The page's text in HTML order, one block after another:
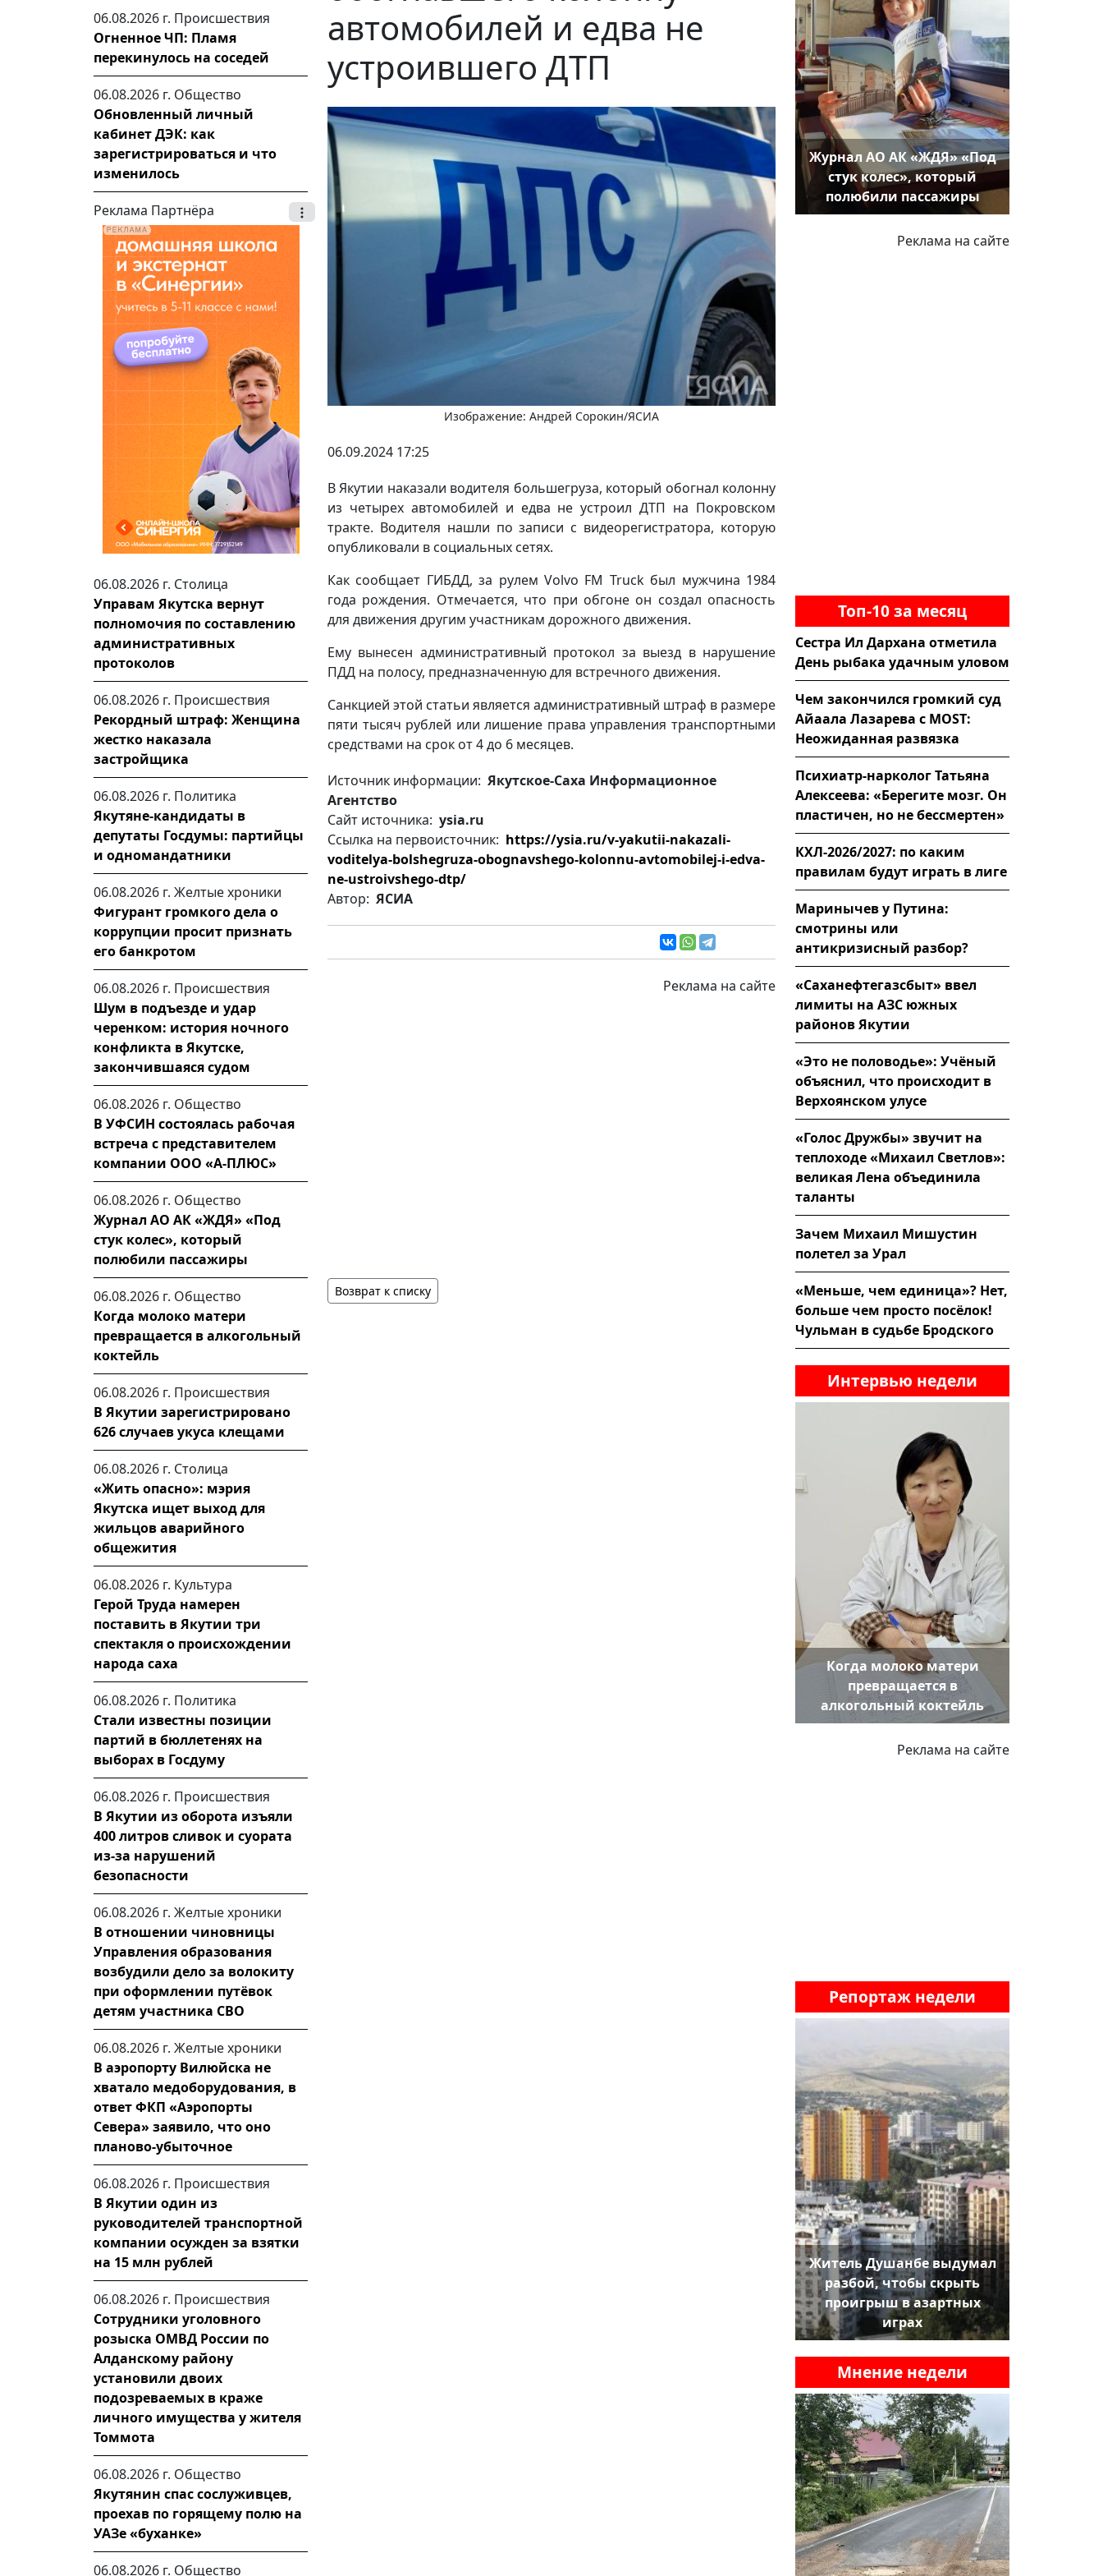
06.08.2026 г. Происшествия
Огненное ЧП: Пламя
перекинулось на соседей
06.08.2026 г. Общество
Обновленный личный
кабинет ДЭК: как
зарегистрироваться и что
изменилось
Реклама Партнёра
06.08.2026 г. Столица
Управам Якутска вернут
полномочия по составлению
административных
протоколов
06.08.2026 г. Происшествия
Рекордный штраф: Женщина
жестко наказала
застройщика
06.08.2026 г. Политика
Якутяне-кандидаты в
депутаты Госдумы: партийцы
и одномандатники
06.08.2026 г. Желтые хроники
Фигурант громкого дела о
коррупции просит признать
его банкротом
06.08.2026 г. Происшествия
Шум в подъезде и удар
черенком: история ночного
конфликта в Якутске,
закончившаяся судом
06.08.2026 г. Общество
В УФСИН состоялась рабочая
встреча с представителем
компании ООО «А-ПЛЮС»
06.08.2026 г. Общество
Журнал АО АК «ЖДЯ» «Под
стук колес», который
полюбили пассажиры
06.08.2026 г. Общество
Когда молоко матери
превращается в алкогольный
коктейль
06.08.2026 г. Происшествия
В Якутии зарегистрировано
626 случаев укуса клещами
06.08.2026 г. Столица
«Жить опасно»: мэрия
Якутска ищет выход для
жильцов аварийного
общежития
06.08.2026 г. Культура
Герой Труда намерен
поставить в Якутии три
спектакля о происхождении
народа саха
06.08.2026 г. Политика
Стали известны позиции
партий в бюллетенях на
выборах в Госдуму
06.08.2026 г. Происшествия
В Якутии из оборота изъяли
400 литров сливок и суората
из-за нарушений
безопасности
06.08.2026 г. Желтые хроники
В отношении чиновницы
Управления образования
возбудили дело за волокиту
при оформлении путёвок
детям участника СВО
06.08.2026 г. Желтые хроники
В аэропорту Вилюйска не
хватало медоборудования, в
ответ ФКП «Аэропорты
Севера» заявило, что оно
планово-убыточное
06.08.2026 г. Происшествия
В Якутии один из
руководителей транспортной
компании осужден за взятки
на 15 млн рублей
06.08.2026 г. Происшествия
Сотрудники уголовного
розыска ОМВД России по
Алданскому району
установили двоих
подозреваемых в краже
личного имущества у жителя
Томмота
06.08.2026 г. Общество
Якутянин спас сослуживцев,
проехав по горящему полю на
УАЗе «буханке»
06.08.2026 г. Общество
автомобилей и едва не
устроившего ДТП
Изображение: Андрей Сорокин/ЯСИА
06.09.2024 17:25
В Якутии наказали водителя большегруза, который обогнал колонну
из четырех автомобилей и едва не устроил ДТП на Покровском
тракте. Водителя нашли по записи с видеорегистратора, которую
опубликовали в социальных сетях.
Как сообщает ГИБДД, за рулем Volvo FM Truck был мужчина 1984
года рождения. Отмечается, что при обгоне он создал опасность
для движения другим участникам дорожного движения.
Ему вынесен административный протокол за выезд в нарушение
ПДД на полосу, предназначенную для встречного движения.
Санкцией этой статьи является административный штраф в размере
пяти тысяч рублей или лишение права управления транспортными
средствами на срок от 4 до 6 месяцев.
Источник информации: Якутское-Саха Информационное
Агентство
Сайт источника: ysia.ru
Ссылка на первоисточник: https://ysia.ru/v-yakutii-nakazali-
voditelya-bolshegruza-obognavshego-kolonnu-avtomobilej-i-edva-
ne-ustroivshego-dtp/
Автор: ЯСИА
Реклама на сайте
Возврат к списку
Журнал АО АК «ЖДЯ» «Под
стук колес», который
полюбили пассажиры
Реклама на сайте
Топ-10 за месяц
Сестра Ил Дархана отметила
День рыбака удачным уловом
Чем закончился громкий суд
Айаала Лазарева с MOST:
Неожиданная развязка
Психиатр-нарколог Татьяна
Алексеева: «Берегите мозг. Он
пластичен, но не бессмертен»
КХЛ-2026/2027: по каким
правилам будут играть в лиге
Маринычев у Путина:
смотрины или
антикризисный разбор?
«Саханефтегазсбыт» ввел
лимиты на АЗС южных
районов Якутии
«Это не половодье»: Учёный
объяснил, что происходит в
Верхоянском улусе
«Голос Дружбы» звучит на
теплоходе «Михаил Светлов»:
великая Лена объединила
таланты
Зачем Михаил Мишустин
полетел за Урал
«Меньше, чем единица»? Нет,
больше чем просто посёлок!
Чульман в судьбе Бродского
Интервью недели
Когда молоко матери
превращается в
алкогольный коктейль
Реклама на сайте
Репортаж недели
Житель Душанбе выдумал
разбой, чтобы скрыть
проигрыш в азартных
играх
Мнение недели